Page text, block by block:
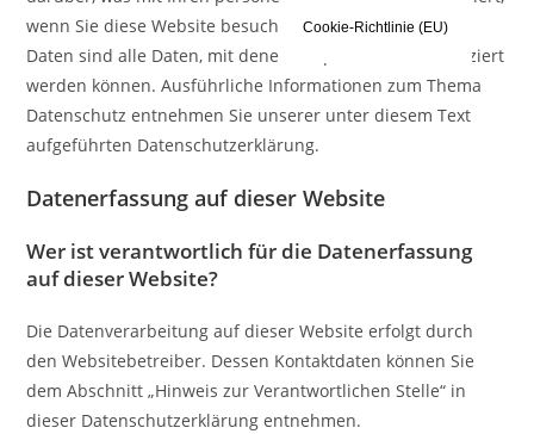
Cookie-Richtlinie (EU)
wenn Sie diese Website besuchen. Personenbezogene
Daten sind alle Daten, mit denen Sie persönlich identifiziert
werden können. Ausführliche Informationen zum Thema
Datenschutz entnehmen Sie unserer unter diesem Text
aufgeführten Datenschutzerklärung.
Datenerfassung auf dieser Website
Wer ist verantwortlich für die Datenerfassung
auf dieser Website?
Die Datenverarbeitung auf dieser Website erfolgt durch
den Websitebetreiber. Dessen Kontaktdaten können Sie
dem Abschnitt „Hinweis zur Verantwortlichen Stelle“ in
dieser Datenschutzerklärung entnehmen.